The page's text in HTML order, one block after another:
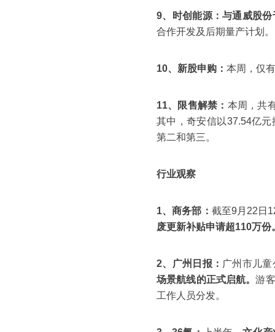
9、时创能源：与通威股
合作开发及后期量产计划。
10、新股申购： 本周，仅
11、限售解禁： 本周，共
其中，奇安信以37.54亿
第二和第三。
行业观察
1、商务部： 截至9月22日
废更新补贴申请超110万份
2、广州日报： 广州市儿
场景航线的正式启航。游
工作人员分发。